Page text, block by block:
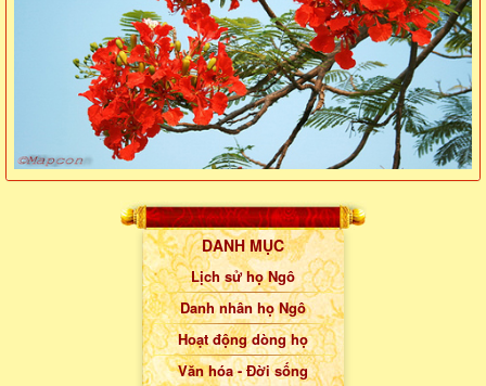
DANH MỤC
Lịch sử họ Ngô
Danh nhân họ Ngô
Hoạt động dòng họ
Văn hóa - Đời sống